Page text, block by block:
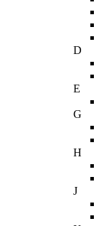
D
E
G
H
J